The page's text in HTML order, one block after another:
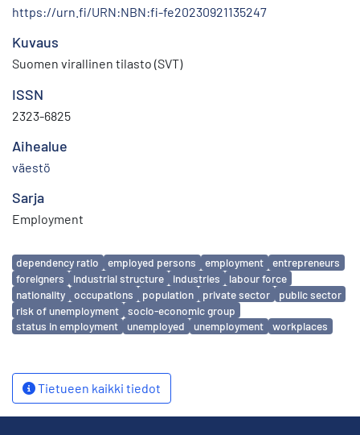
https://urn.fi/URN:NBN:fi-fe20230921135247
Kuvaus
Suomen virallinen tilasto (SVT)
ISSN
2323-6825
Aihealue
väestö
Sarja
Employment
Avainsanat
dependency ratio employed persons employment
entrepreneurs
foreigners
industrial structure industries
labour force
nationality
occupations population private sector
public sector
risk of unemployment
socio-economic group
status in employment
unemployed unemployment workplaces
Tietueen kaikki tiedot